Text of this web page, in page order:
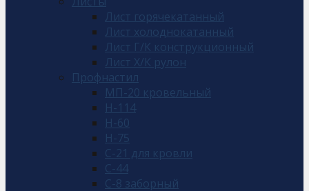
Лист горячекатанный
Лист холоднокатанный
Лист Г/К конструкционный
Лист Х/К рулон
Профнастил
МП-20 кровельный
Н-114
Н-60
Н-75
С-21 для кровли
С-44
С-8 заборный